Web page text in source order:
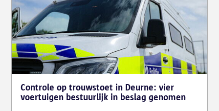
Controle op trouwstoet in Deurne: vier
voertuigen bestuurlijk in beslag genomen